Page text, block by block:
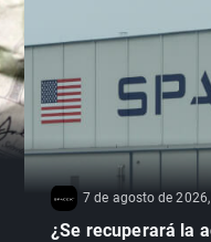
7 de agosto de
¿Se recuperará la